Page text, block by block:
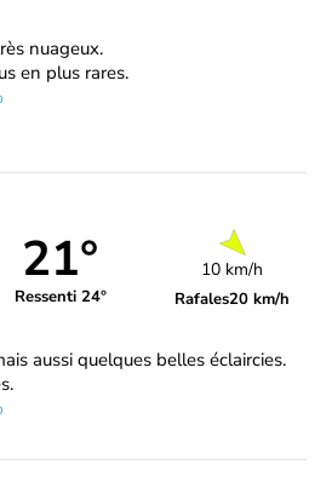
nuageux.
en plus rares.
21°
Ressenti 24°
10 km/h
Rafales20 km/h
aussi quelques belles éclaircies.